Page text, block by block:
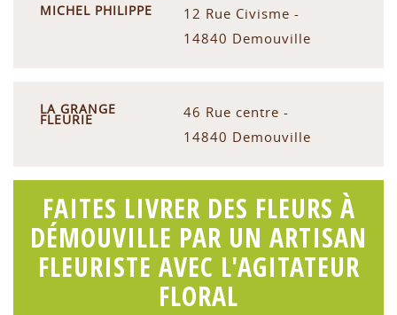
MICHEL PHILIPPE
12 Rue Civisme -
14840 Demouville
LA GRANGE
FLEURIE
46 Rue centre -
14840 Demouville
FAITES LIVRER DES FLEURS À
DÉMOUVILLE PAR UN ARTISAN
FLEURISTE AVEC L'AGITATEUR
FLORAL